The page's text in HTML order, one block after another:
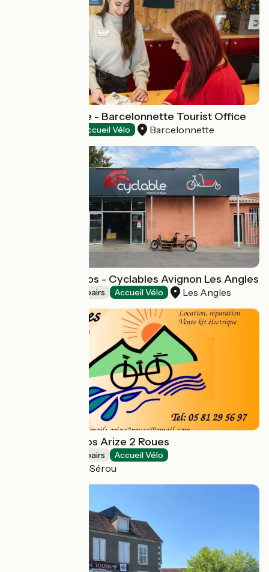
Ubaye Tourisme - Barcelonnette Tourist Office
Accueil Vélo Barcelonnette
Location de Vélos - Cyclables Avignon Les Angles
Bicycle rentals/ repairs Accueil Vélo Les Angles
Location de vélos Arize 2 Roues
Bicycle rentals/ repairs Accueil Vélo
La Bastide-de-Sérou